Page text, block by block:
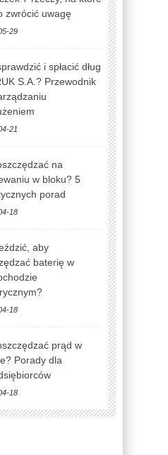
zwrócić uwagę
29
i spłacić dług
S.A.? Przewodnik
21
na
w bloku? 5
porad
18
aby
baterię w
18
prąd w
Porady dla
18